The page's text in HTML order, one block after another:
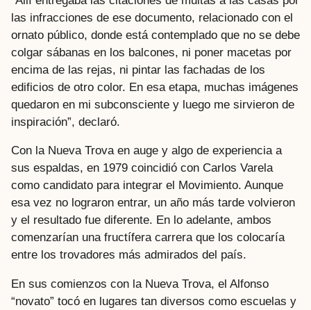
las infracciones de ese documento, relacionado con el
ornato público, donde está contemplado que no se debe
colgar sábanas en los balcones, ni poner macetas por
encima de las rejas, ni pintar las fachadas de los
edificios de otro color. En esa etapa, muchas imágenes
quedaron en mi subconsciente y luego me sirvieron de
inspiración”, declaró.
Con la Nueva Trova en auge y algo de experiencia a
sus espaldas, en 1979 coincidió con Carlos Varela
como candidato para integrar el Movimiento. Aunque
esa vez no lograron entrar, un año más tarde volvieron
y el resultado fue diferente. En lo adelante, ambos
comenzarían una fructífera carrera que los colocaría
entre los trovadores más admirados del país.
En sus comienzos con la Nueva Trova, el Alfonso
“novato” tocó en lugares tan diversos como escuelas y